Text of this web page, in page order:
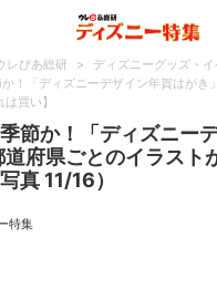
レぴあ総研 > ディズニーグッズ・イ
！「ディズニーデザイン年賀はがき
買い】
節か！「ディズニー
府県ごとのイラスト
真 11/16）
特集